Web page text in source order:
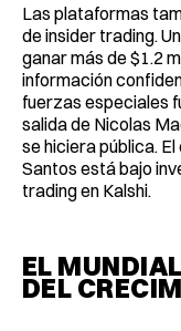
Las plataformas
de insider trading.
ganar más de $1.2
información
fuerzas especiales
salida de Nicolas
se hiciera pública.
Santos está bajo
trading en Kalshi.
EL
DEL